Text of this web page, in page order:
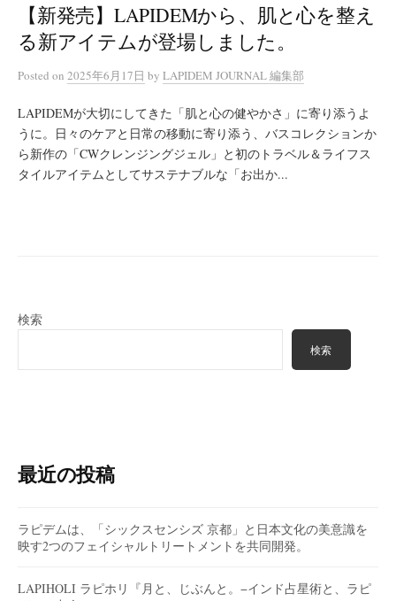
【新発売】LAPIDEMから、肌と心を整え
る新アイテムが登場しました。
Posted on 2025年6月17日 by LAPIDEM JOURNAL 編集部
LAPIDEMが大切にしてきた「肌と心の健やかさ」に寄り添うよ
うに。日々のケアと日常の移動に寄り添う、バスコレクションか
ら新作の「CWクレンジングジェル」と初のトラベル＆ライフス
タイルアイテムとしてサステナブルな「お出か...
検索
検索
最近の投稿
ラピデムは、「シックスセンシズ 京都」と日本文化の美意識を
映す2つのフェイシャルトリートメントを共同開発。
LAPIHOLI ラピホリ『月と、じぶんと。−インド占星術と、ラピ